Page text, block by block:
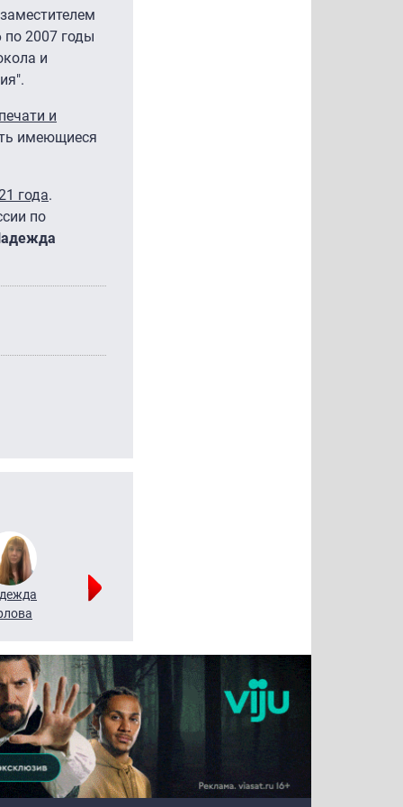
2007 годы
и
и
имеющиеся
года.
по